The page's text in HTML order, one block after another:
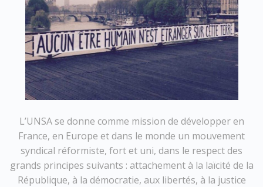
L’UNSA se donne comme mission de développer en
France, en Europe et dans le monde un mouvement
syndical réformiste, fort et uni, dans le respect des
grands principes suivants : attachement à la laïcité de la
République, à la démocratie, aux libertés, à la justice